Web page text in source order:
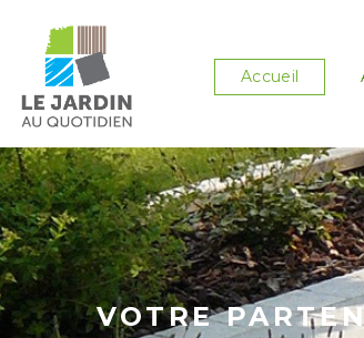
Accueil
VOTRE